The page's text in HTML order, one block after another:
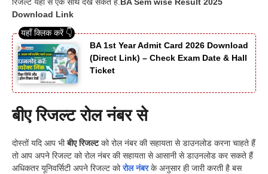
Download Link
BA 1st Year Admit Card 2026 Download
(Direct Link) – Check Exam Date & Hall
Ticket
बीए रिजल्ट रोल नंबर से
दोस्तों यदि आप भीबीए रिजल्टको रोल नंबर की सहायता से डाउनलोड करना चाहते हैं
तो आप अपने रिजल्ट को रोल नंबर की सहायता से आसानी से डाउनलोड कर सकते हैं
अधिकतर यूनिवर्सिटी अपने रिजल्ट कोरोल नंबर के अनुसार ही जारी करती है बस